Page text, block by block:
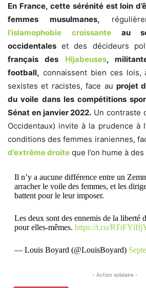
En France, cette sérénité est loin
femmes musulmanes,
l’islamophobie croissanteau
occidentales et des décideurs
français des Hijabeuses,
football, connaissent bien ces
sexistes et racistes, face au projet
du voile dans les compétitions
Sénat en janvier 2022. Un contraste
Occidentaux) invite à la prudence à
conditions des femmes iraniennes,
d’extrême droite que l’on hume à
Il n’y a aucune différence entre un
arracher le voile des femmes, et les
battent pour le leur imposer.
Les deux sont des ennemis de la liberté
pour elles-mêmes. https://t.co/
— Louis Boyard (@LouisBoyard)
- Action solidaire -